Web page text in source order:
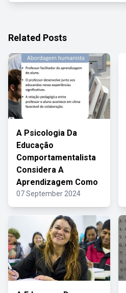
Related Posts
A Psicologia Da
Educação
Comportamentalista
Considera A
Aprendizagem Como
07 September 2024